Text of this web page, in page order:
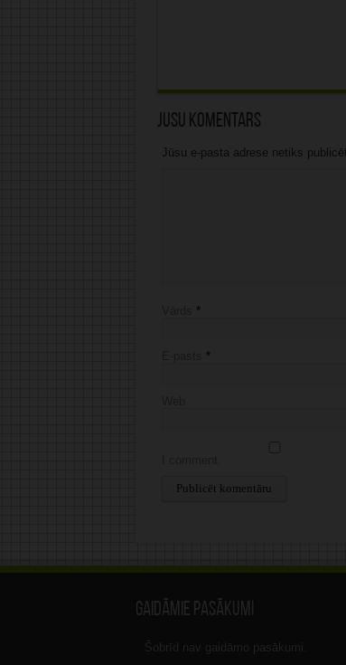
Jūsu komentārs
Jūsu e-pasta adrese netiks
*
*
Gaidāmie pasākumi
Šobrīd nav gaidāmo pasākumi.